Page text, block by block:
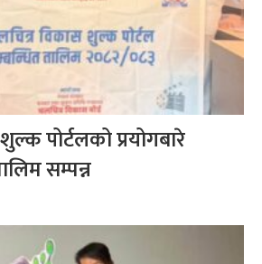
पोर्टलको प्रयोगबारे
सम्पन्न